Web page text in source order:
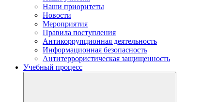
Наши приоритеты
Новости
Мероприятия
Правила поступления
Антикоррупционная деятельность
Информационная безопасность
Антитеррористическая защищенность
Учебный процесс